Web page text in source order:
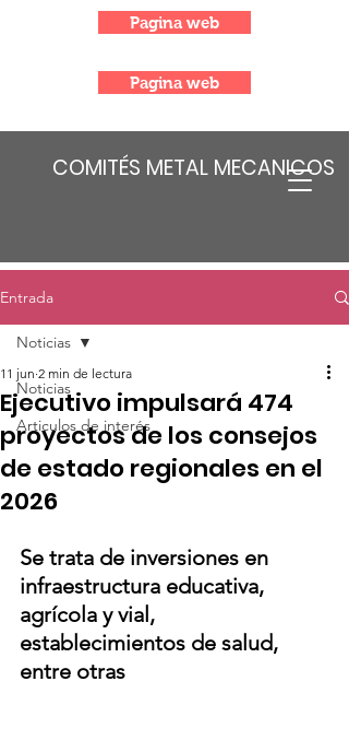
COMITÉS METAL MECANICOS
Pagina web
Pagina web
Entrada
Noticias
Articulos de interés
Noticias
Ejecutivo impulsará 474
proyectos de los consejos
de estado regionales en el
2026
11 jun 2 min de lectura
Se trata de inversiones en
infraestructura educativa,
agrícola y vial,
establecimientos de salud,
entre otras